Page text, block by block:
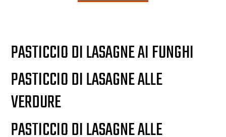
PASTICCIO DI LASAGNE AI FUNGHI
PASTICCIO DI LASAGNE ALLE
VERDURE
PASTICCIO DI LASAGNE ALLE